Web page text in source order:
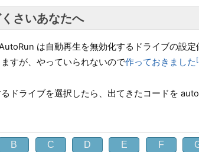
さいあなたへ
は自動再生を無効化するドライブの設
すが、やっていられないので作っておきました
ドライブを選択したら、出てきたコードを